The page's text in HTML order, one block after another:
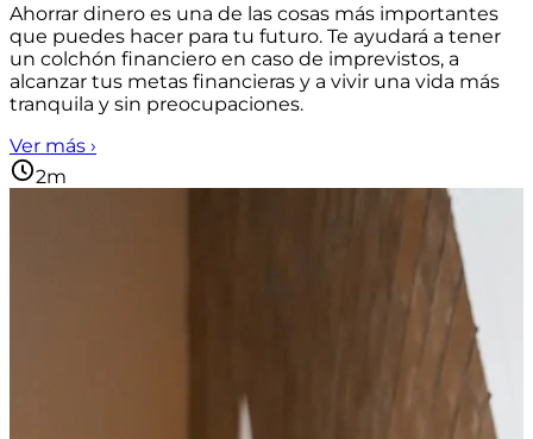
Ahorrar dinero es una de las cosas más importantes
que puedes hacer para tu futuro. Te ayudará a tener
un colchón financiero en caso de imprevistos, a
alcanzar tus metas financieras y a vivir una vida más
tranquila y sin preocupaciones.
Ver más ›
2m